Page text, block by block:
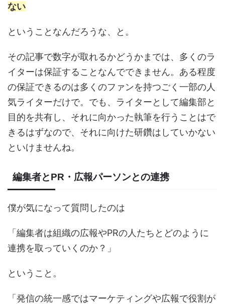
ない
ということなんだろうな、と。
その記事で数字が取れるかどうかまでは、多くのラ
イターは保証することなんでできません。ある程度
の保証できるのは多くのファンを持つごく一部の人
気ライターだけで。でも、ライターとして編集部と
目的を共有し、それに向かった執筆を行うことはで
きるはずなので、それに向けた研鑽はしていかない
といけませんね。
編集者とPR・広報パーソンとの連携
僕が気になって質問したのは
「編集者は組織の広報やPRの人たちとどのように
連携を取っていくのか？」
ということ。
「発信の統一感ではマーケティングや広報で役割が